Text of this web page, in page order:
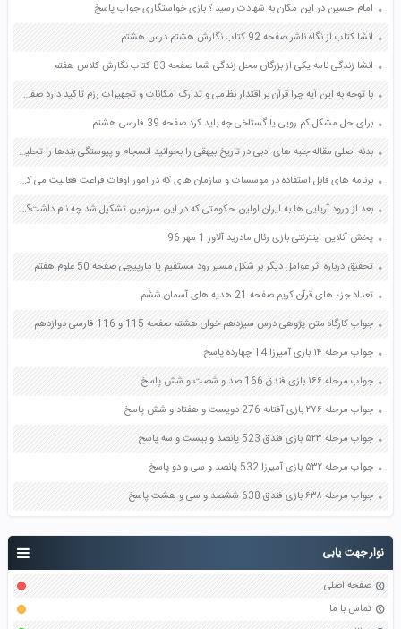
نوار جهت یابی
صفحه اصلی
تماس با ما
امام حسین در این مکان به شهادت رسید ؟ بازی خواستگاری جواب پاسخ
انشا کتاب از نگاه ناشر صفحه 92 کتاب نگارش هشتم درس هشتم
انشا زندگی نامه یکی از بزرگان محل زندگی شما صفحه 83 کتاب نگارش کلاس هفتم
با توجه به این آیه چرا قرآن بر اقتدار نظامی و تدارک امکانات و تجهیزات رزم تاکید دارد صفحه 14 آمادگی دفاعی دهم
برای حل مشکل کم رویی یا گستاخی چه باید کرد صفحه 39 فارسی هشتم
بدنه اصلی مقاله جنبه های ادبی در تاریخ بیهقی را بخوانید انسجام و پیوستگی بندها را تحلیل کنید صفحه 87 نگارش دوازدهم
برنامه های قابل استفاده در موسسات و سازمان های که در امور اوقات فراعت فعالیت می کنند صفحه 74 هدیه های آسمان ششم
بعد از ورود آریایی ها به ایران اولین حکومتی که در این سرزمین تشکیل شد چه نام داشت؟ این حکومت چگونه تشکیل شد؟ صفحه 50 مطالعات اجتماعی چهارم
پخش آنلاین اینترنتی بازی رئال‌ مادرید آلاوز 1 مهر 96
تحقیق درباره اثر عوامل دیگر بر شکل مسیر رود مستقیم یا مارپیچی صفحه 50 علوم هفتم
تعداد جزء های قرآن کریم صفحه 21 هدیه های آسمان ششم
جواب کارگاه متن پژوهی درس سیزدهم خوان هشتم صفحه 115 و 116 فارسی دوازدهم
جواب مرحله ۱۴ بازی آمیرزا 14 چهارده پاسخ
جواب مرحله ۱۶۶ بازی فندق 166 صد و شصت و شش پاسخ
جواب مرحله ۲۷۶ بازی آفتابه 276 دویست و هفتاد و شش پاسخ
جواب مرحله ۵۲۳ بازی فندق 523 پانصد و بیست و سه پاسخ
جواب مرحله ۵۳۲ بازی آمیرزا 532 پانصد و سی و دو پاسخ
جواب مرحله ۶۳۸ بازی فندق 638 ششصد و سی و هشت پاسخ